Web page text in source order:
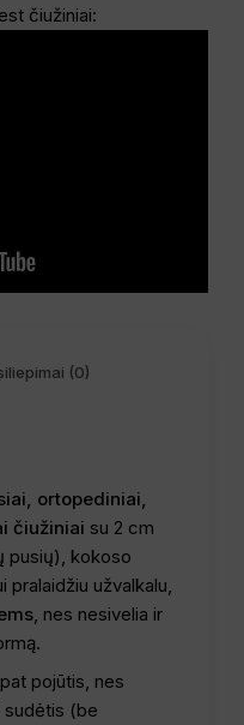
čiužiniai:
(0)
ortopediniai,
čiužiniai su 2 cm
pusių), kokoso
pralaidžiu užvalkalu,
, nes nesivelia ir
pojūtis, nes
sudėtis (be